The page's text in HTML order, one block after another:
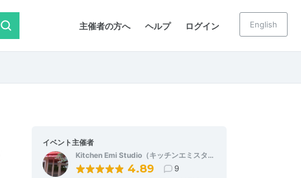
主催者の方へ ヘルプ ログイン English
イベント主催者
Kitchen Emi Studio（キッチンエミスタ…
4.89 9